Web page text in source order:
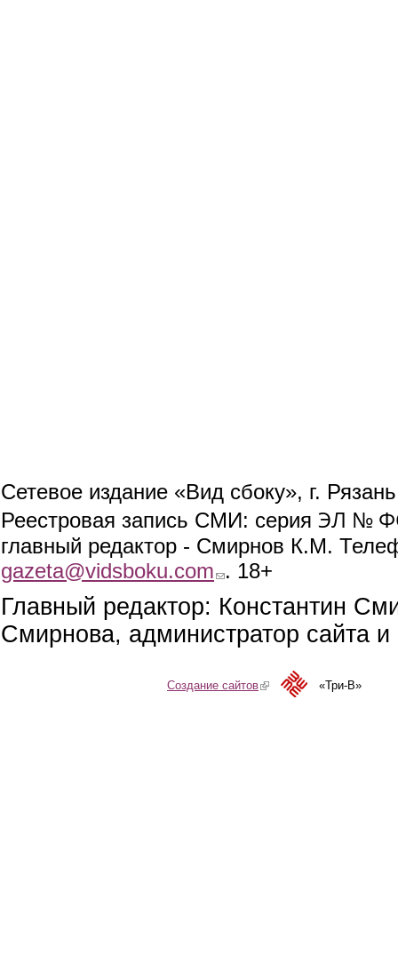
Сетевое издание «Вид сбоку», г.
Реестровая запись СМИ: серия ЭЛ №
главный редактор - Смирнов К.М.
gazeta@vidsboku.com (link sends e-mail)
. 18+
Главный редактор: Константин
Смирнова, администратор сайта
Создание сайтов(link is external)«Три-В»